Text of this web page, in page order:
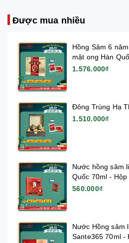
Được mua nhiều
Hồng Sâm 6
mật ong Hàn
1.576.000₫
Đông Trùng Hạ
1.510.000₫
Nước hồng sâm
Quốc 70ml - Hộp
560.000₫
Nước Hồng sâm
Sante365 70ml -